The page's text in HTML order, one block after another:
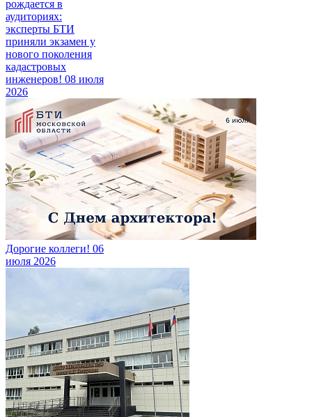
рождается в
аудиториях:
эксперты БТИ
приняли экзамен у
нового поколения
кадастровых
инженеров! 08 июля
2026
Дорогие коллеги! 06
июля 2026